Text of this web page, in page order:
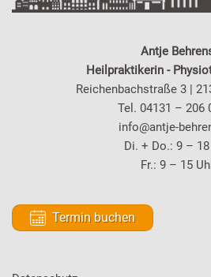
Antje
Heilpraktikerin -
Reichenbachstraße 3 |
Tel. 04131 – 206
info@antje-
Di. + Do.: 9 –
Fr.: 9 – 15
Termin buchen